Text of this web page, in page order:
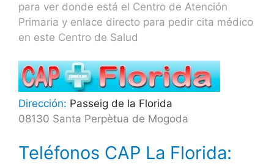
para ver donde está el Centro de Atención
Primaria y enlace directo para pedir cita médico
en este Centro de Salud
Dirección: Passeig de la Florida
08130 Santa Perpètua de Mogoda
Teléfonos CAP La Florida: